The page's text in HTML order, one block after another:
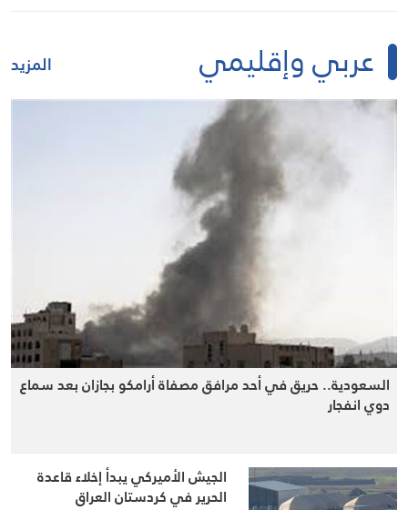
عربي وإقليمي المزيد
السعودية.. حريق في أحد مرافق مصفاة أرامكو بجازان بعد سماع
دوي انفجار
الجيش الأميركي يبدأ إخلاء قاعدة
الحرير في كردستان العراق